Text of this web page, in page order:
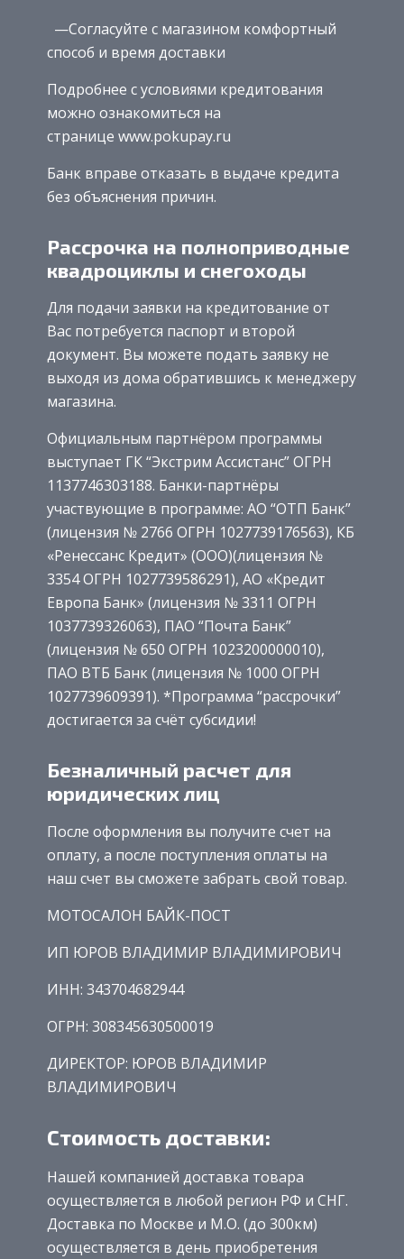
—Согласуйте с магазином комфортный
способ и время доставки
Подробнее с условиями кредитования
можно ознакомиться на
странице www.pokupay.ru
Банк вправе отказать в выдаче кредита
без объяснения причин.
Рассрочка на полноприводные
квадроциклы и снегоходы
Для подачи заявки на кредитование от
Вас потребуется паспорт и второй
документ. Вы можете подать заявку не
выходя из дома обратившись к менеджеру
магазина.
Официальным партнёром программы
выступает ГК “Экстрим Ассистанс” ОГРН
1137746303188. Банки-партнёры
участвующие в программе: АО “ОТП Банк”
(лицензия № 2766 ОГРН 1027739176563), КБ
«Ренессанс Кредит» (ООО)(лицензия №
3354 ОГРН 1027739586291), АО «Кредит
Европа Банк» (лицензия № 3311 ОГРН
1037739326063), ПАО “Почта Банк”
(лицензия № 650 ОГРН 1023200000010),
ПАО ВТБ Банк (лицензия № 1000 ОГРН
1027739609391). *Программа “рассрочки”
достигается за счёт субсидии!
Безналичный расчет для
юридических лиц
После оформления вы получите счет на
оплату, а после поступления оплаты на
наш счет вы сможете забрать свой товар.
МОТОСАЛОН БАЙК-ПОСТ
ИП ЮРОВ ВЛАДИМИР ВЛАДИМИРОВИЧ
ИНН: 343704682944
ОГРН: 308345630500019
ДИРЕКТОР: ЮРОВ ВЛАДИМИР
ВЛАДИМИРОВИЧ
Стоимость доставки:
Нашей компанией доставка товара
осуществляется в любой регион РФ и СНГ.
Доставка по Москве и М.О. (до 300км)
осуществляется в день приобретения